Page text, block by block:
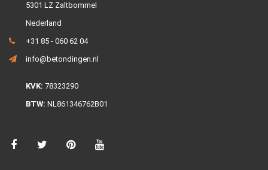
5301 LZ Zaltbommel
Nederland
+31 85 - 060 62 04
info@betondingen.nl
KVK: 78323290
BTW: NL861346762B01